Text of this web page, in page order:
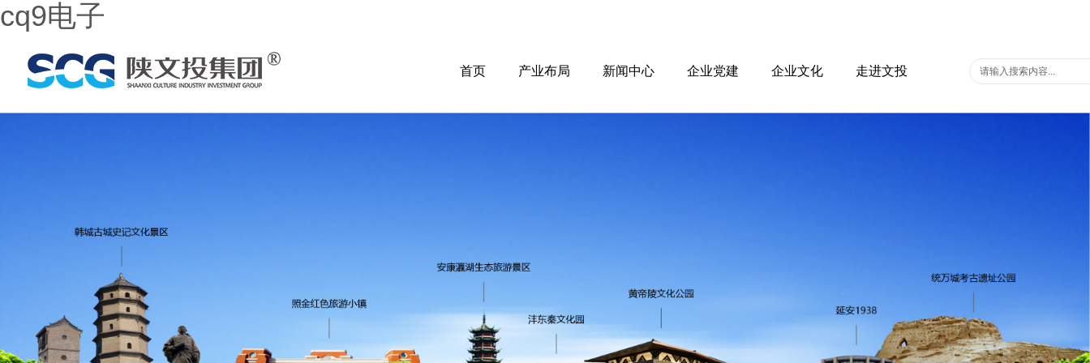
cq9电子
首页 产业布局 新闻中心 企业党建 企业文化 走进文投